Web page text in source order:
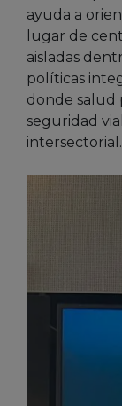
ayuda a
lugar de
aisladas
políticas
donde salud
seguridad
intersectorial.